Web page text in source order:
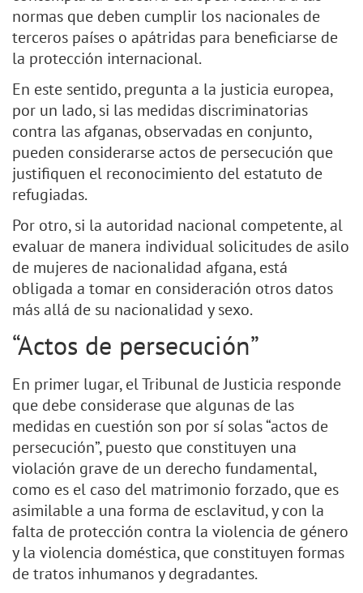
normas que deben cumplir los nacionales de
terceros países o apátridas para beneficiarse de
la protección internacional.
En este sentido, pregunta a la justicia europea,
por un lado, si las medidas discriminatorias
contra las afganas, observadas en conjunto,
pueden considerarse actos de persecución que
justifiquen el reconocimiento del estatuto de
refugiadas.
Por otro, si la autoridad nacional competente, al
evaluar de manera individual solicitudes de asilo
de mujeres de nacionalidad afgana, está
obligada a tomar en consideración otros datos
más allá de su nacionalidad y sexo.
“Actos de persecución”
En primer lugar, el Tribunal de Justicia responde
que debe considerase que algunas de las
medidas en cuestión son por sí solas “actos de
persecución”, puesto que constituyen una
violación grave de un derecho fundamental,
como es el caso del matrimonio forzado, que es
asimilable a una forma de esclavitud, y con la
falta de protección contra la violencia de género
y la violencia doméstica, que constituyen formas
de tratos inhumanos y degradantes.